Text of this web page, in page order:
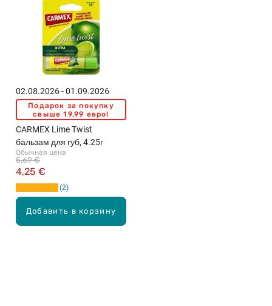
Добавить в корзину
02.08.2026 - 01.09.2026
Подарок за покупку
свыше 19,99 евро!
CARMEX Lime Twist
бальзам для губ, 4.25г
Обычная цена
4,25 €
5,69 €
2